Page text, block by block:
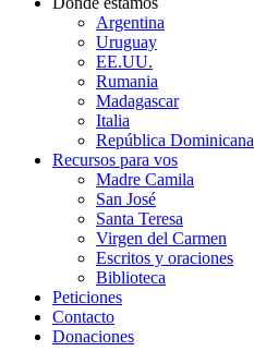
Argentina
Uruguay
EE.UU.
Rumania
Madagascar
Italia
República Dominicana
Recursos para vos
Madre Camila
San José
Santa Teresa
Virgen del Carmen
Escritos y oraciones
Biblioteca
Peticiones
Contacto
Donaciones